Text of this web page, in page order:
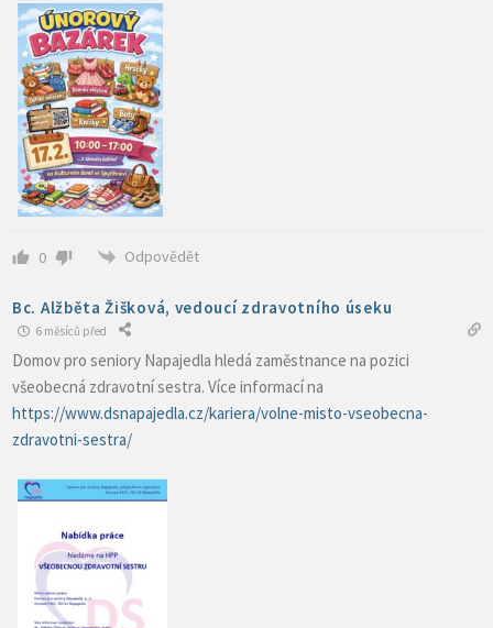
0 Odpovědět
Bc. Alžběta Žišková, vedoucí zdravotního úseku
6 měsíců před
Domov pro seniory Napajedla hledá zaměstnance na pozici
všeobecná zdravotní sestra. Více informací na
https://www.dsnapajedla.cz/kariera/volne-misto-vseobecna-
zdravotni-sestra/